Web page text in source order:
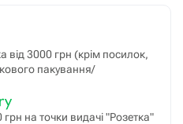
від 3000 грн (крім посилок,
пакування/
на точки видачі "Розетка"